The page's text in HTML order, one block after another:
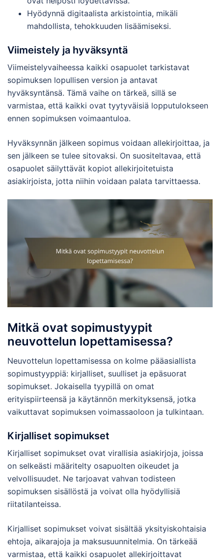
Hyödynnä digitaalista arkistointia, mikäli
mahdollista, tehokkuuden lisäämiseksi.
Viimeistely ja hyväksyntä
Viimeistelyvaiheessa kaikki osapuolet tarkistavat
sopimuksen lopullisen version ja antavat
hyväksyntänsä. Tämä vaihe on tärkeä, sillä se
varmistaa, että kaikki ovat tyytyväisiä lopputulokseen
ennen sopimuksen voimaantuloa.
Hyväksynnän jälkeen sopimus voidaan allekirjoittaa, ja
sen jälkeen se tulee sitovaksi. On suositeltavaa, että
osapuolet säilyttävät kopiot allekirjoitetuista
asiakirjoista, jotta niihin voidaan palata tarvittaessa.
Mitkä ovat sopimustyypit
neuvottelun lopettamisessa?
Neuvottelun lopettamisessa on kolme pääasiallista
sopimustyyppiä: kirjalliset, suulliset ja epäsuorat
sopimukset. Jokaisella tyypillä on omat
erityispiirteensä ja käytännön merkityksensä, jotka
vaikuttavat sopimuksen voimassaoloon ja tulkintaan.
Kirjalliset sopimukset
Kirjalliset sopimukset ovat virallisia asiakirjoja, joissa
on selkeästi määritelty osapuolten oikeudet ja
velvollisuudet. Ne tarjoavat vahvan todisteen
sopimuksen sisällöstä ja voivat olla hyödyllisiä
riitatilanteissa.
Kirjalliset sopimukset voivat sisältää yksityiskohtaisia
ehtoja, aikarajoja ja maksusuunnitelmia. On tärkeää
varmistaa, että kaikki osapuolet allekirjoittavat